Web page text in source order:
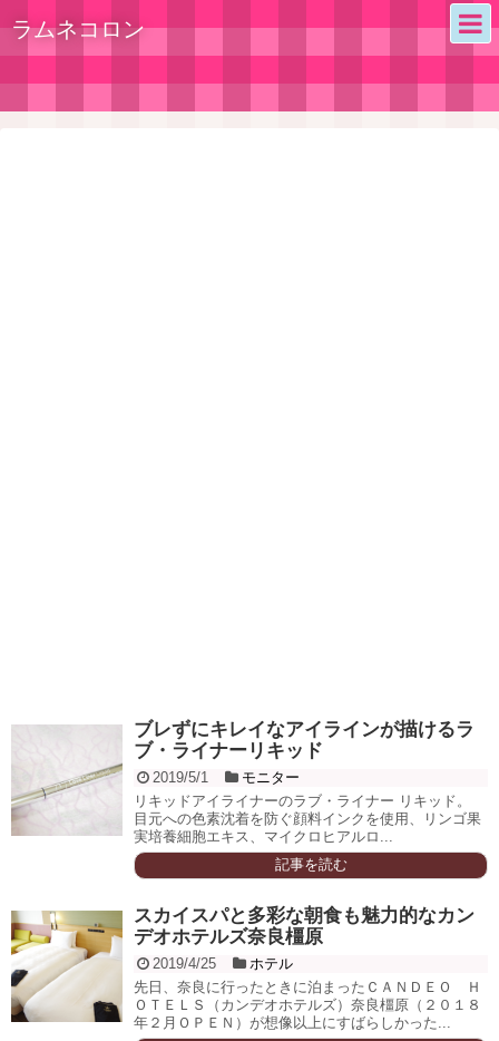
ラムネコロン
ブレずにキレイなアイラインが描けるラ
ブ・ライナーリキッド
2019/5/1
モニター
リキッドアイライナーのラブ・ライナー リキッド。
目元への色素沈着を防ぐ顔料インクを使用、リンゴ果
実培養細胞エキス、マイクロヒアルロ...
記事を読む
スカイスパと多彩な朝食も魅力的なカン
デオホテルズ奈良橿原
2019/4/25
ホテル
先日、奈良に行ったときに泊まったＣＡＮＤＥＯ Ｈ
ＯＴＥＬＳ（カンデオホテルズ）奈良橿原（２０１８
年２月ＯＰＥＮ）が想像以上にすばらしかった...